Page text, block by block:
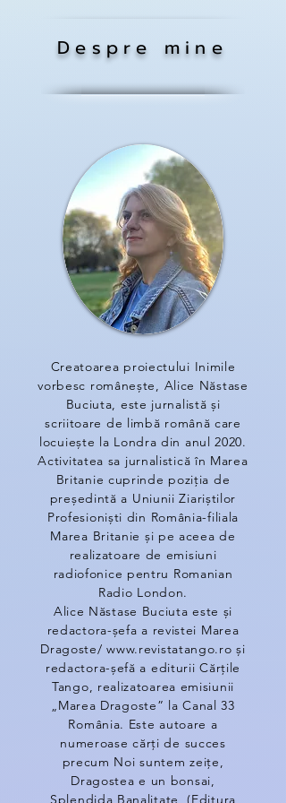
Despre mine
Creatoarea proiectului Inimile
vorbesc românește, Alice Năstase
Buciuta, este jurnalistă și
scriitoare de limbă română care
locuiește la Londra din anul 2020.
Activitatea sa jurnalistică în Marea
Britanie cuprinde poziția de
președintă a Uniunii Ziariștilor
Profesioniști din România-filiala
Marea Britanie și pe aceea de
realizatoare de emisiuni
radiofonice pentru Romanian
Radio London.
Alice Năstase Buciuta este și
redactora-șefa a revistei Marea
Dragoste/ www.revistatango.ro și
redactora-șefă a editurii Cărțile
Tango, realizatoarea emisiunii
„Marea Dragoste” la Canal 33
România. Este autoare a
numeroase cărți de succes
precum Noi suntem zeițe,
Dragostea e un bonsai,
Splendida Banalitate, (Editura